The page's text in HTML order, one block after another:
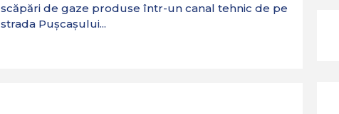
scăpări de gaze produse într-un canal tehnic de pe
strada Pușcașului...